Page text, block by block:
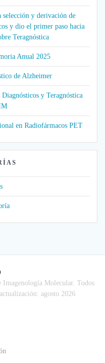
y derivación de
y dio el primer paso hacia
Teragnóstica
Anual 2025
de Alzheimer
y Teragnóstica
en Radiofármacos PET
Molecular. Todos
agosto 2026